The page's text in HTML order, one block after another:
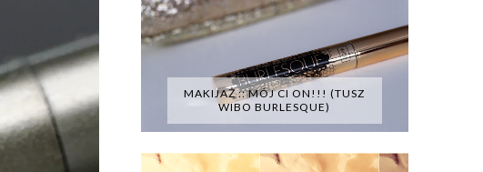
MAKIJAŻ :: MÓJ CI ON!!! (TUSZ
WIBO BURLESQUE)